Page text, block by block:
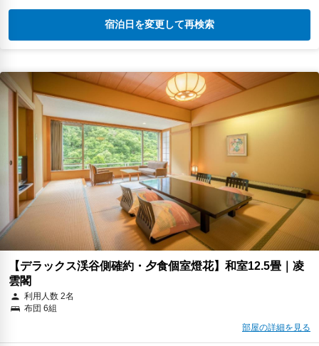
宿泊日を変更して再検索
【デラックス渓谷側確約・夕食個室燈花】和室12.5畳｜凌
雲閣
利用人数 2名
布団 6組
部屋の詳細を見る